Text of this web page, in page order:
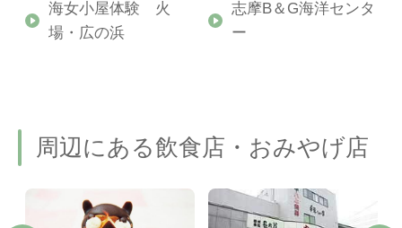
海女小屋体験 火
場・広の浜
志摩B＆G海洋センタ
ー
周辺にある飲食店・おみやげ店